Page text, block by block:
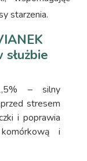
starzenia.
– silny
stresem
i poprawia
i